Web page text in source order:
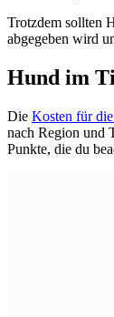
Trotzdem sollten
abgegeben wird
Hund im
Die Kosten für
nach Region und
Punkte, die du